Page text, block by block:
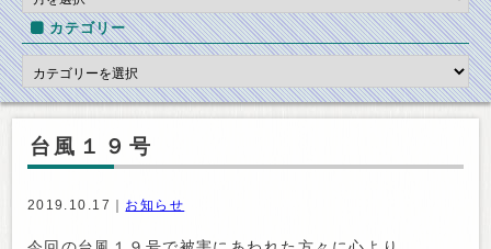
カテゴリー
台風１９号
2019.10.17｜ お知らせ